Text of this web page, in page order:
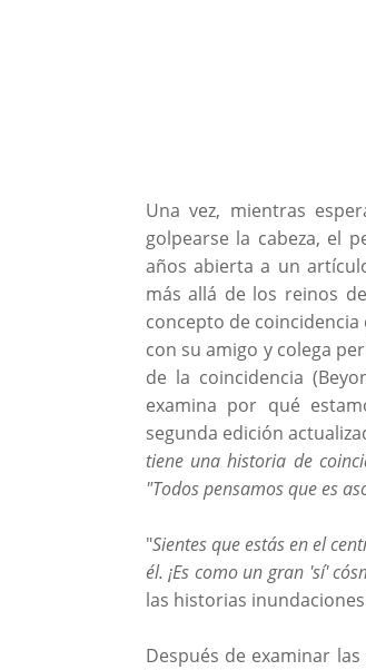
Una vez, mientras
golpearse la cabeza, el
años abierta a un
más allá de los reinos
concepto de
con su amigo y colega
de la coincidencia
examina por qué
segunda edición
tiene una historia de
"Todos pensamos que es
"Sientes que estás en el
él. ¡Es como un gran 'sí'
las historias
Después de examinar